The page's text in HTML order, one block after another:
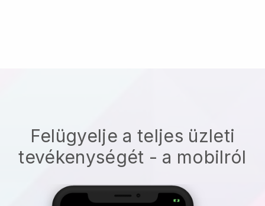
Felügyelje a teljes üzleti
tevékenységét - a mobilról